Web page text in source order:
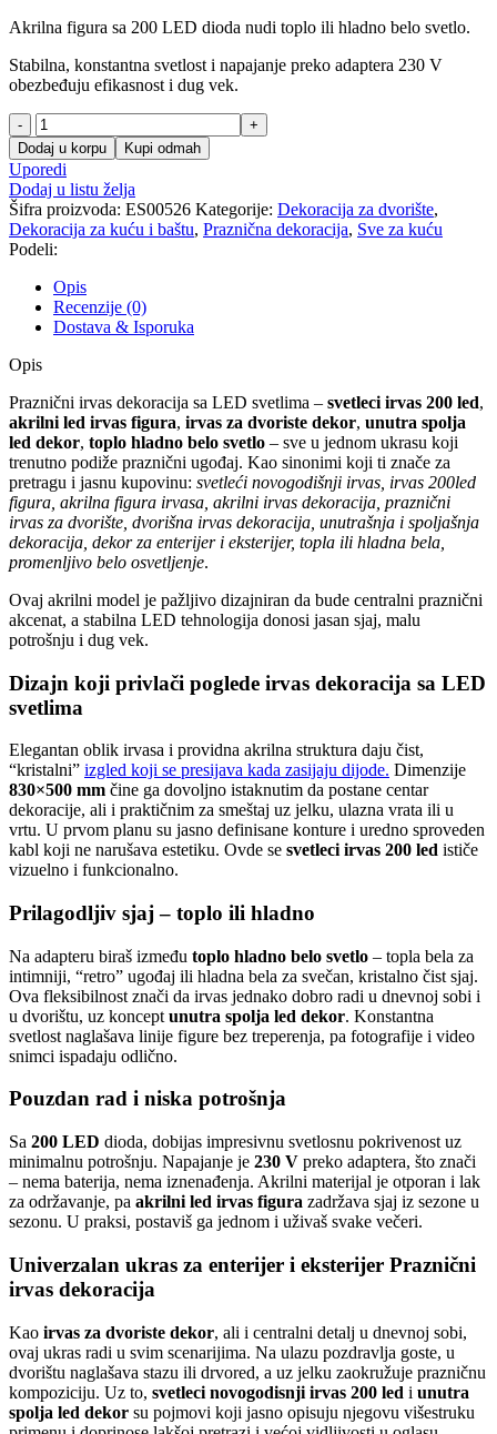
Akrilna figura sa 200 LED dioda nudi toplo ili hladno belo svetlo.
Stabilna, konstantna svetlost i napajanje preko adaptera 230 V
obezbeđuju efikasnost i dug vek.
Praznični
irvas
dekoracija
sa
LED
svetlima
količina
Dodaj u korpu Kupi odmah
Uporedi
Dodaj u listu želja
Šifra proizvoda: ES00526 Kategorije: Dekoracija za dvorište,
Dekoracija za kuću i baštu, Praznična dekoracija, Sve za kuću
Podeli:
Opis
Recenzije (0)
Dostava & Isporuka
Opis
Praznični irvas dekoracija sa LED svetlima – svetleci irvas 200 led,
akrilni led irvas figura, irvas za dvoriste dekor, unutra spolja
led dekor, toplo hladno belo svetlo – sve u jednom ukrasu koji
trenutno podiže praznični ugođaj. Kao sinonimi koji ti znače za
pretragu i jasnu kupovinu: svetleći novogodišnji irvas, irvas 200led
figura, akrilna figura irvasa, akrilni irvas dekoracija, praznični
irvas za dvorište, dvorišna irvas dekoracija, unutrašnja i spoljašnja
dekoracija, dekor za enterijer i eksterijer, topla ili hladna bela,
promenljivo belo osvetljenje.
Ovaj akrilni model je pažljivo dizajniran da bude centralni praznični
akcenat, a stabilna LED tehnologija donosi jasan sjaj, malu
potrošnju i dug vek.
Dizajn koji privlači poglede irvas dekoracija sa LED
svetlima
Elegantan oblik irvasa i providna akrilna struktura daju čist,
“kristalni” izgled koji se presijava kada zasijaju dijode. Dimenzije
830×500 mm čine ga dovoljno istaknutim da postane centar
dekoracije, ali i praktičnim za smeštaj uz jelku, ulazna vrata ili u
vrtu. U prvom planu su jasno definisane konture i uredno sproveden
kabl koji ne narušava estetiku. Ovde se svetleci irvas 200 led ističe
vizuelno i funkcionalno.
Prilagodljiv sjaj – toplo ili hladno
Na adapteru biraš između toplo hladno belo svetlo – topla bela za
intimniji, “retro” ugođaj ili hladna bela za svečan, kristalno čist sjaj.
Ova fleksibilnost znači da irvas jednako dobro radi u dnevnoj sobi i
u dvorištu, uz koncept unutra spolja led dekor. Konstantna
svetlost naglašava linije figure bez treperenja, pa fotografije i video
snimci ispadaju odlično.
Pouzdan rad i niska potrošnja
Sa 200 LED dioda, dobijas impresivnu svetlosnu pokrivenost uz
minimalnu potrošnju. Napajanje je 230 V preko adaptera, što znači
– nema baterija, nema iznenađenja. Akrilni materijal je otporan i lak
za održavanje, pa akrilni led irvas figura zadržava sjaj iz sezone u
sezonu. U praksi, postaviš ga jednom i uživaš svake večeri.
Univerzalan ukras za enterijer i eksterijer Praznični
irvas dekoracija
Kao irvas za dvoriste dekor, ali i centralni detalj u dnevnoj sobi,
ovaj ukras radi u svim scenarijima. Na ulazu pozdravlja goste, u
dvorištu naglašava stazu ili drvored, a uz jelku zaokružuje prazničnu
kompoziciju. Uz to, svetleci novogodisnji irvas 200 led i unutra
spolja led dekor su pojmovi koji jasno opisuju njegovu višestruku